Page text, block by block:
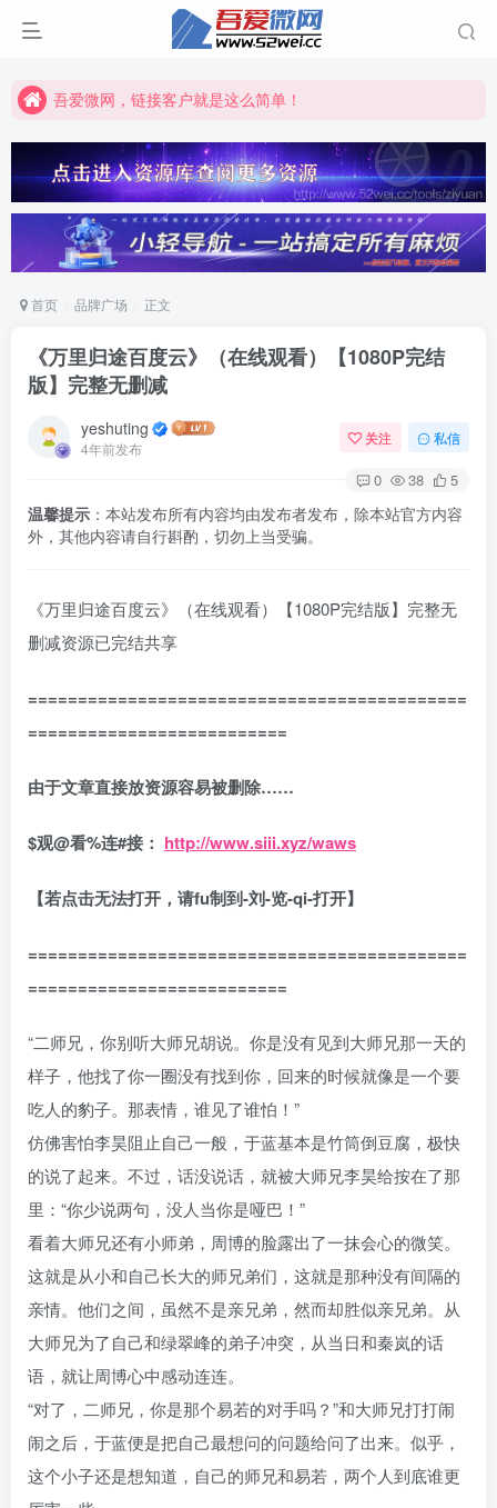
吾爱微网，链接客户就是这么简单！
吾爱微网，链接客户就是这么简单！
吾爱微网，让你的知识快速变现！
首页 品牌广场 正文
《万里归途百度云》（在线观看）【1080P完结
版】完整无删减
yeshuting
4年前发布
关注 私信
0 38 5
温馨提示 ：本站发布所有内容均由发布者发布，除本站官方内容
外，其他内容请自行斟酌，切勿上当受骗。
《万里归途百度云》（在线观看）【1080P完结版】完整无
删减资源已完结共享
============================================
==========================
由于文章直接放资源容易被删除……
$观@看%连#接： http://www.siii.xyz/waws
【若点击无法打开，请fu制到-刘-览-qi-打开】
============================================
==========================
“二师兄，你别听大师兄胡说。你是没有见到大师兄那一天的
样子，他找了你一圈没有找到你，回来的时候就像是一个要
吃人的豹子。那表情，谁见了谁怕！”
仿佛害怕李昊阻止自己一般，于蓝基本是竹筒倒豆腐，极快
的说了起来。不过，话没说话，就被大师兄李昊给按在了那
里：“你少说两句，没人当你是哑巴！”
看着大师兄还有小师弟，周博的脸露出了一抹会心的微笑。
这就是从小和自己长大的师兄弟们，这就是那种没有间隔的
亲情。他们之间，虽然不是亲兄弟，然而却胜似亲兄弟。从
大师兄为了自己和绿翠峰的弟子冲突，从当日和秦岚的话
语，就让周博心中感动连连。
“对了，二师兄，你是那个易若的对手吗？”和大师兄打打闹
闹之后，于蓝便是把自己最想问的问题给问了出来。似乎，
这个小子还是想知道，自己的师兄和易若，两个人到底谁更